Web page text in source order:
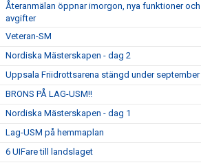
Återanmälan öppnar imorgon, nya funktioner
avgifter
Veteran-SM
Nordiska Mästerskapen - dag 2
Uppsala Friidrottsarena stängd under september
BRONS PÅ LAG-USM!!
Nordiska Mästerskapen - dag 1
Lag-USM på hemmaplan
6 UIFare till landslaget